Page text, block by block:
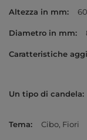
Altezza in mm
Diametro in mm
Caratteristiche
Un tipo di candela
Tema Cibo Fiori